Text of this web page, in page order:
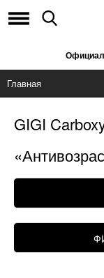
Главная
GIGI